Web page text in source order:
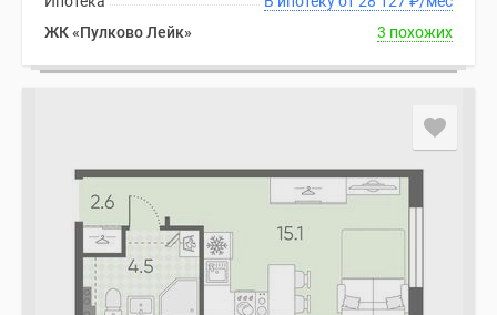
ЖК «Пулково Лейк»
3 похожих